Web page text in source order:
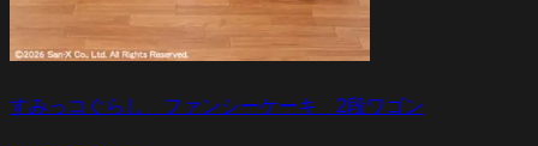
すみっコぐらし ファンシーケーキ 2段ワゴン